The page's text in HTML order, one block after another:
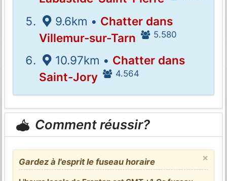
9.6km • Chatter dans
Villemur-sur-Tarn
5.580
10.97km • Chatter dans
Saint-Jory
4.564
Comment réussir?
×
Gardez à l'esprit le fuseau horaire